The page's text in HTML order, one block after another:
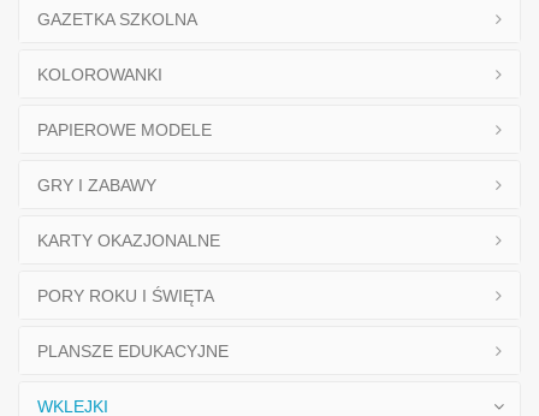
GAZETKA SZKOLNA
KOLOROWANKI
PAPIEROWE MODELE
GRY I ZABAWY
KARTY OKAZJONALNE
PORY ROKU I ŚWIĘTA
PLANSZE EDUKACYJNE
WKLEJKI